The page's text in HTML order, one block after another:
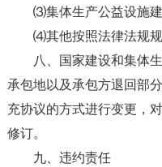
⑶集体生产公益设施
⑷其他按照法律法规规
八、国家建设和集体
承包地以及承包方退回部
充协议的方式进行变更，
修订。
九、违约责任